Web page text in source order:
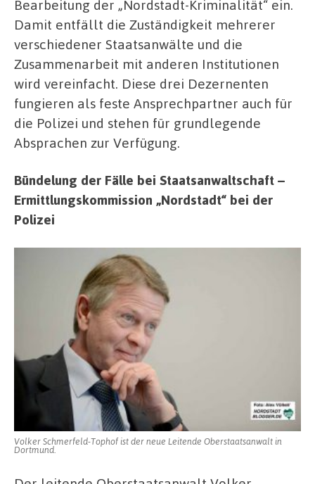
Bearbeitung der „Nordstadt-Kriminalität“ ein.
Damit entfällt die Zuständigkeit mehrerer
verschiedener Staatsanwälte und die
Zusammenarbeit mit anderen Institutionen
wird vereinfacht. Diese drei Dezernenten
fungieren als feste Ansprechpartner auch für
die Polizei und stehen für grundlegende
Absprachen zur Verfügung.
Bündelung der Fälle bei Staatsanwaltschaft –
Ermittlungskommission „Nordstadt“ bei der
Polizei
Volker Schmerfeld-Tophof ist der neue Leitende Oberstaatsanwalt in
Dortmund.